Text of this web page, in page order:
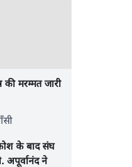
की मरम्मत जारी
के बाद संघ
अपूर्वानंद ने